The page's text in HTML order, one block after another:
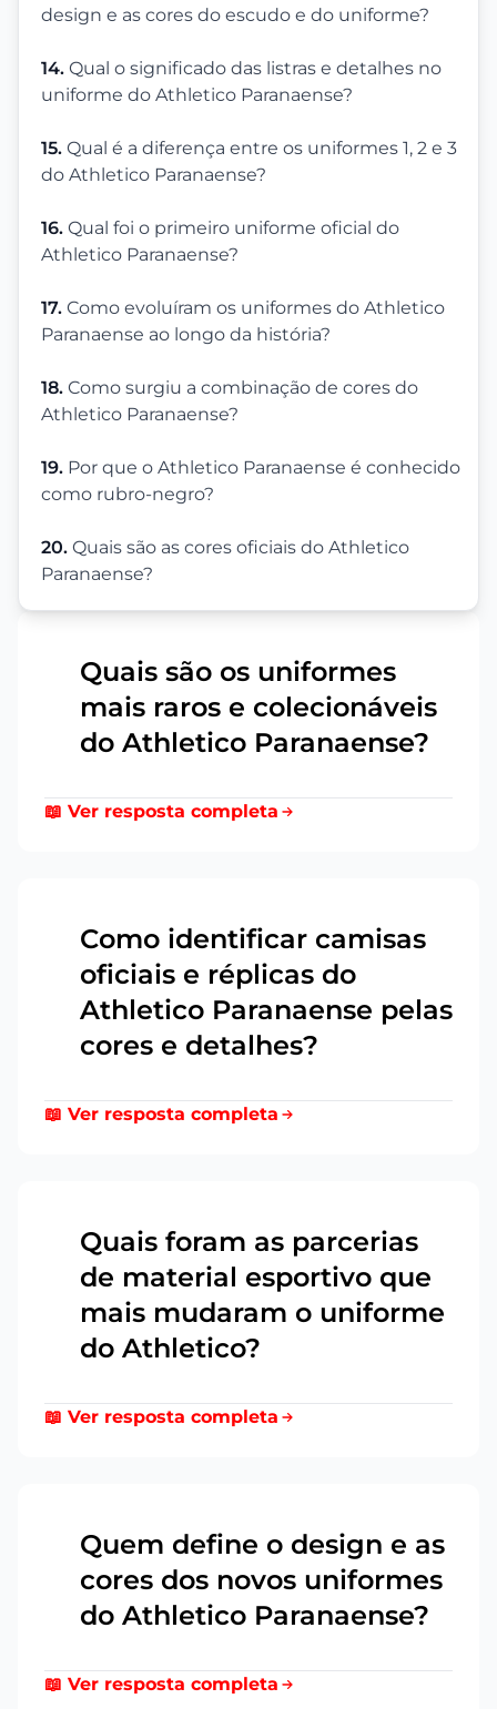
design e as cores do escudo e do uniforme?
14. Qual o significado das listras e detalhes no
uniforme do Athletico Paranaense?
15. Qual é a diferença entre os uniformes 1, 2 e 3
do Athletico Paranaense?
16. Qual foi o primeiro uniforme oficial do
Athletico Paranaense?
17. Como evoluíram os uniformes do Athletico
Paranaense ao longo da história?
18. Como surgiu a combinação de cores do
Athletico Paranaense?
19. Por que o Athletico Paranaense é conhecido
como rubro-negro?
20. Quais são as cores oficiais do Athletico
Paranaense?
Quais são os uniformes
mais raros e colecionáveis
do Athletico Paranaense?
📖 Ver resposta completa
Como identificar camisas
oficiais e réplicas do
Athletico Paranaense pelas
cores e detalhes?
📖 Ver resposta completa
Quais foram as parcerias
de material esportivo que
mais mudaram o uniforme
do Athletico?
📖 Ver resposta completa
Quem define o design e as
cores dos novos uniformes
do Athletico Paranaense?
📖 Ver resposta completa